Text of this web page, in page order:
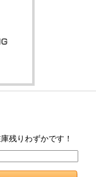
残りわずかです！